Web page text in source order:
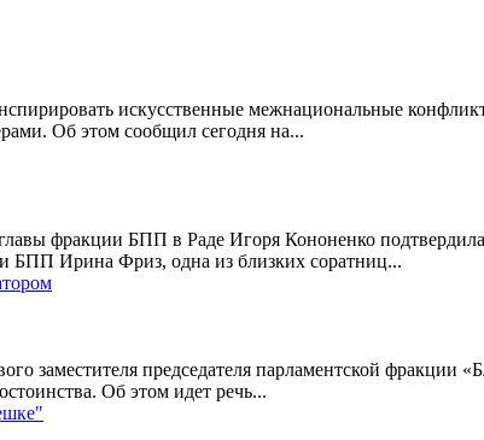
искусственные межнациональные
Об этом сообщил сегодня на...
фракции БПП в Раде Игоря Кононенко
БПП Ирина Фриз, одна из близких соратниц...
заместителя председателя парламентской фракции
Об этом идет речь...